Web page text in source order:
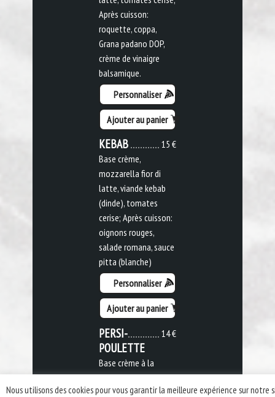
Après cuisson:
roquette, coppa,
Grana padano DOP,
crème de vinaigre
balsamique.
Personnaliser
Ajouter au panier
15 €
KEBAB
Base crème,
mozzarella fior di
latte, viande kebab
(dinde), tomates
cerise; Après cuisson:
oignons rouges,
salade romana, sauce
pitta (blanche)
Personnaliser
Ajouter au panier
14 €
PERSI-
POULETTE
Base crème à la
moutarde,
mozzarella fior di
Nous utilisons des cookies pour vous garantir la meilleure expérience sur notre